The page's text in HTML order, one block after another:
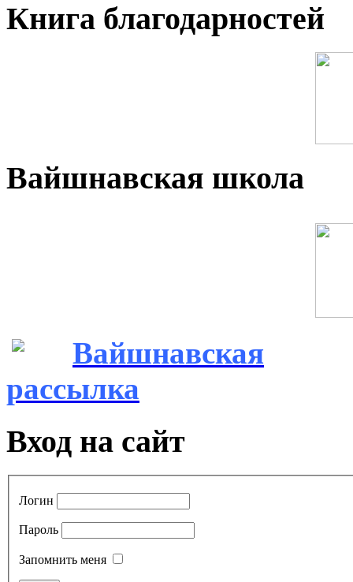
Книга благодарностей
Вайшнавская школа
Вайшнавская
рассылка
Вход на сайт
Логин
Пароль
Запомнить меня